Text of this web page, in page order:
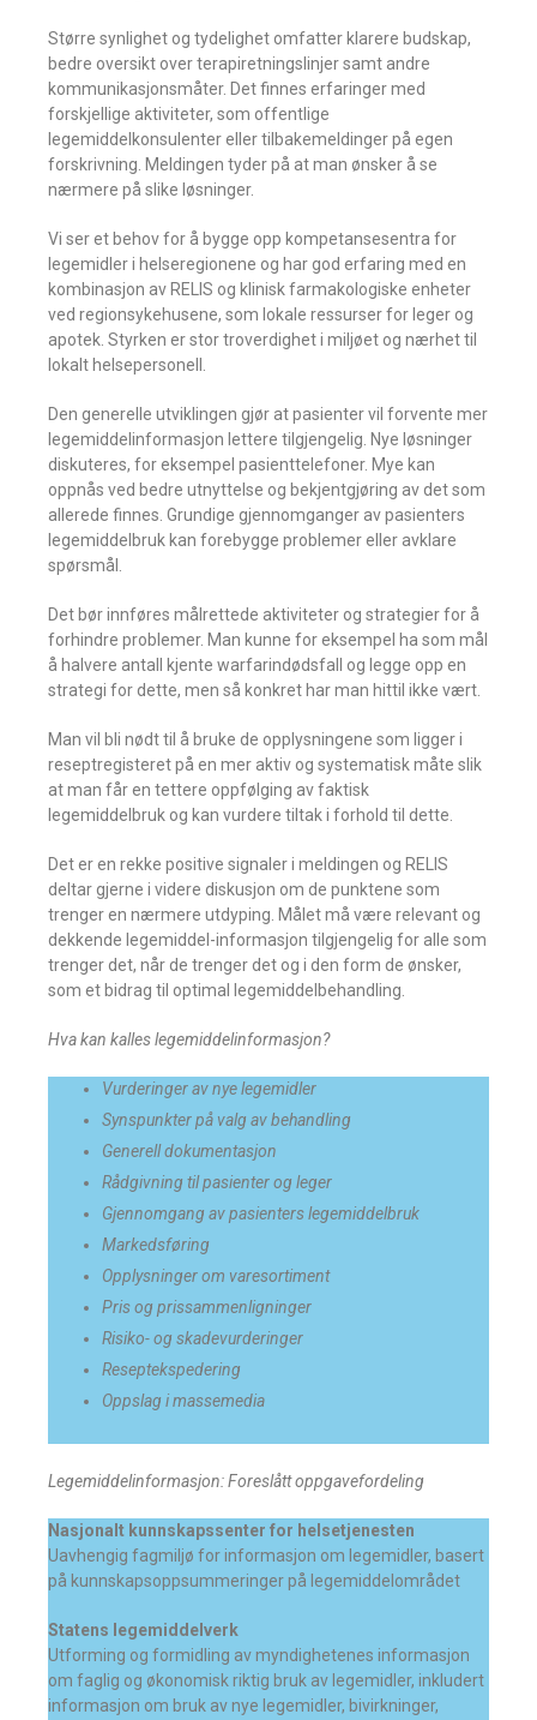
Større synlighet og tydelighet omfatter klarere budskap,
bedre oversikt over terapiretningslinjer samt andre
kommunikasjonsmåter. Det finnes erfaringer med
forskjellige aktiviteter, som offentlige
legemiddelkonsulenter eller tilbakemeldinger på egen
forskrivning. Meldingen tyder på at man ønsker å se
nærmere på slike løsninger.
Vi ser et behov for å bygge opp kompetansesentra for
legemidler i helseregionene og har god erfaring med en
kombinasjon av RELIS og klinisk farmakologiske enheter
ved regionsykehusene, som lokale ressurser for leger og
apotek. Styrken er stor troverdighet i miljøet og nærhet til
lokalt helsepersonell.
Den generelle utviklingen gjør at pasienter vil forvente mer
legemiddelinformasjon lettere tilgjengelig. Nye løsninger
diskuteres, for eksempel pasienttelefoner. Mye kan
oppnås ved bedre utnyttelse og bekjentgjøring av det som
allerede finnes. Grundige gjennomganger av pasienters
legemiddelbruk kan forebygge problemer eller avklare
spørsmål.
Det bør innføres målrettede aktiviteter og strategier for å
forhindre problemer. Man kunne for eksempel ha som mål
å halvere antall kjente warfarindødsfall og legge opp en
strategi for dette, men så konkret har man hittil ikke vært.
Man vil bli nødt til å bruke de opplysningene som ligger i
reseptregisteret på en mer aktiv og systematisk måte slik
at man får en tettere oppfølging av faktisk
legemiddelbruk og kan vurdere tiltak i forhold til dette.
Det er en rekke positive signaler i meldingen og RELIS
deltar gjerne i videre diskusjon om de punktene som
trenger en nærmere utdyping. Målet må være relevant og
dekkende legemiddel-informasjon tilgjengelig for alle som
trenger det, når de trenger det og i den form de ønsker,
som et bidrag til optimal legemiddelbehandling.
Hva kan kalles legemiddelinformasjon?
Vurderinger av nye legemidler
Synspunkter på valg av behandling
Generell dokumentasjon
Rådgivning til pasienter og leger
Gjennomgang av pasienters legemiddelbruk
Markedsføring
Opplysninger om varesortiment
Pris og prissammenligninger
Risiko- og skadevurderinger
Reseptekspedering
Oppslag i massemedia
Legemiddelinformasjon: Foreslått oppgavefordeling
Nasjonalt kunnskapssenter for helsetjenesten
Uavhengig fagmiljø for informasjon om legemidler, basert
på kunnskapsoppsummeringer på legemiddelområdet
Statens legemiddelverk
Utforming og formidling av myndighetenes informasjon
om faglig og økonomisk riktig bruk av legemidler, inkludert
informasjon om bruk av nye legemidler, bivirkninger,